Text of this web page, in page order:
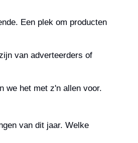
Een plek om producten
van adverteerders of
we het met z'n allen voor.
van dit jaar. Welke